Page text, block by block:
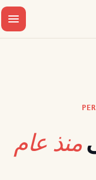
منذ عام